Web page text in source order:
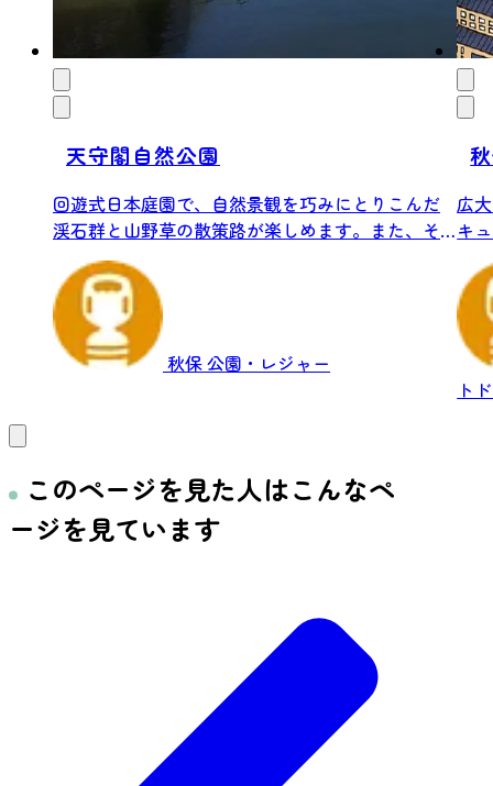
天守閣自然公園
回遊式日本庭園で、自然景観を巧みにとりこんだ
渓石群と山野草の散策路が楽しめます。また、そ
ば処「...
秋保公園・レジャー
広
キ
ー
ト
このページを見た人はこんなペ
ージを見ています